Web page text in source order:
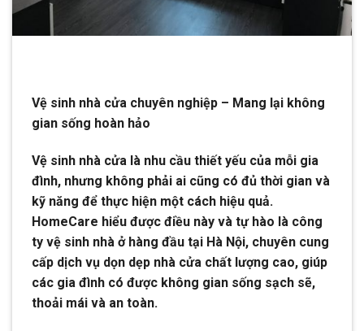
Vệ sinh nhà cửa chuyên nghiệp – Mang lại không
gian sống hoàn hảo
Vệ sinh nhà cửa là nhu cầu thiết yếu của mỗi gia
đình, nhưng không phải ai cũng có đủ thời gian và
kỹ năng để thực hiện một cách hiệu quả.
HomeCare hiểu được điều này và tự hào là công
ty vệ sinh nhà ở hàng đầu tại Hà Nội, chuyên cung
cấp dịch vụ dọn dẹp nhà cửa chất lượng cao, giúp
các gia đình có được không gian sống sạch sẽ,
thoải mái và an toàn.